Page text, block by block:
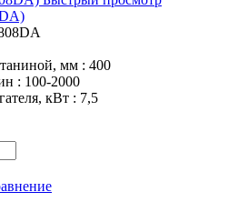
мм : 400
: 100-2000
кВт : 7,5